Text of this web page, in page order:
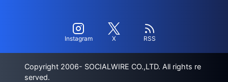
Instagram X RSS
Copyright 2006- SOCIALWIRE CO.,LTD. All rights re
served.